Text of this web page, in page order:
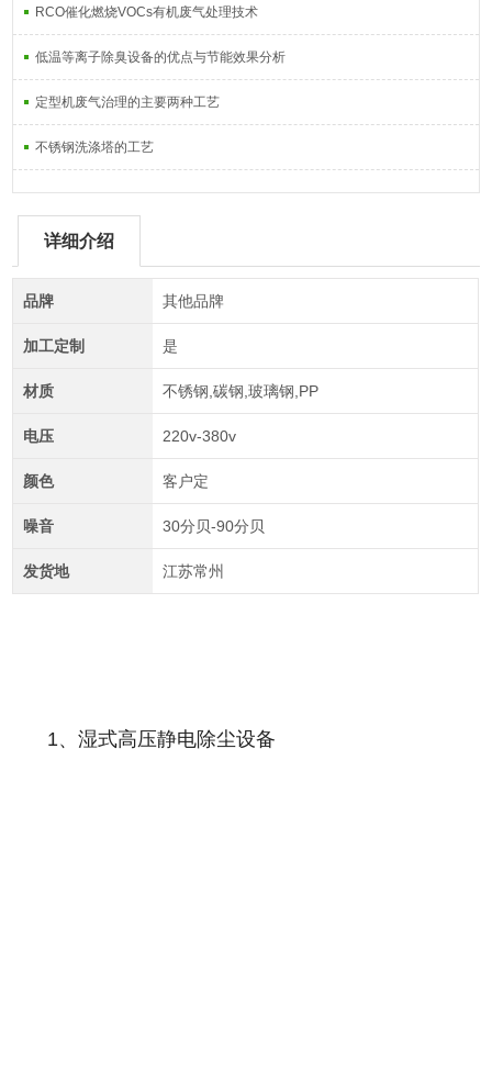
RCO催化燃烧VOCs有机废气处理技术
低温等离子除臭设备的优点与节能效果分析
定型机废气治理的主要两种工艺
不锈钢洗涤塔的工艺
详细介绍
品牌 其他品牌
加工定制 是
材质 不锈钢,碳钢,玻璃钢,PP
电压 220v-380v
颜色 客户定
噪音 30分贝-90分贝
发货地 江苏常州
1、湿式高压静电除尘设备